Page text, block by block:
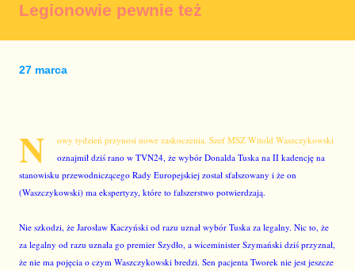
Legionowie pewnie też
27 marca
N
owy tydzień przynosi nowe zaskoczenia. Szef MSZ Witold Waszczykowski
oznajmił dziś rano w TVN24, że wybór Donalda Tuska na II kadencję na
stanowisku przewodniczącego Rady Europejskiej został sfałszowany i że on
(Waszczykowski) ma ekspertyzy, które to fałszerstwo potwierdzają.
Nie szkodzi, że Jarosław Kaczyński od razu uznał wybór Tuska za legalny. Nic to, że
za legalny od razu uznała go premier Szydło, a wiceminister Szymański dziś przyznał,
że nie ma pojęcia o czym Waszczykowski bredzi. Sen pacjenta Tworek nie jest jeszcze